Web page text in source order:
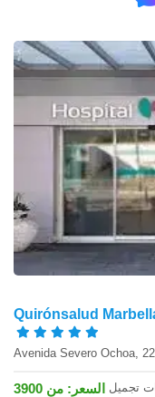
Quirónsalud
تجميل